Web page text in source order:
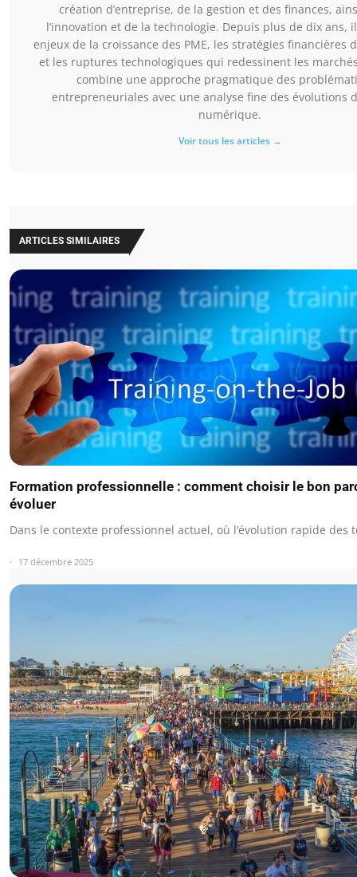
création d’entreprise, de la gestion et des finances,
l’innovation et de la technologie. Depuis plus de dix ans,
enjeux de la croissance des PME, les stratégies financières
et les ruptures technologiques qui redessinent les
combine une approche pragmatique des
entrepreneuriales avec une analyse fine des évolutions
numérique.
Voir tous les articles →
ARTICLES SIMILAIRES
Formation professionnelle : comment choisir le bon
évoluer
Dans le contexte professionnel actuel, où l’évolution rapide des
17 décembre 2025